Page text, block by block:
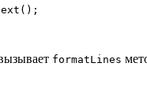
formatLines